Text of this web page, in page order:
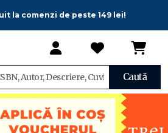
la comenzi de peste 149 lei!
Caută